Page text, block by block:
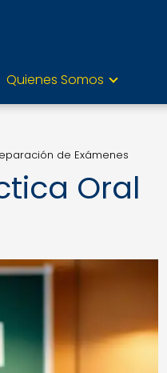
Quienes Somos
de Exámenes
Oral